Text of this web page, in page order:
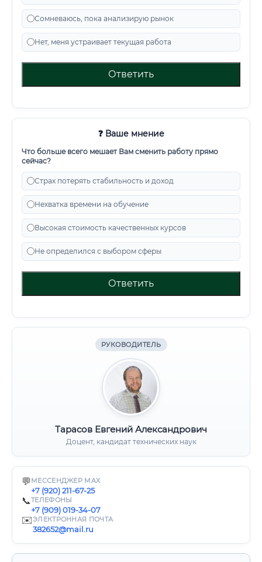
Сомневаюсь, пока анализирую рынок
Нет, меня устраивает текущая работа
Ответить
❓ Ваше мнение
Что больше всего мешает Вам сменить работу прямо
сейчас?
Страх потерять стабильность и доход
Нехватка времени на обучение
Высокая стоимость качественных курсов
Не определился с выбором сферы
Ответить
РУКОВОДИТЕЛЬ
Тарасов Евгений Александрович
Доцент, кандидат технических наук
💬 МЕССЕНДЖЕР MAX
+7 (920) 211-67-25
📞ТЕЛЕФОНЫ
+7 (909) 019-34-07
✉️ЭЛЕКТРОННАЯ ПОЧТА
382652@mail.ru